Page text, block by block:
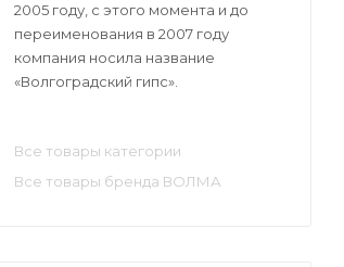
2005 году, с этого момента и до
переименования в 2007 году
компания носила название
«Волгоградский гипс».
Все товары категории
Все товары бренда ВОЛМА